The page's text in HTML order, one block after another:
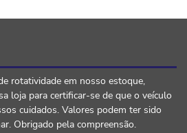
rotatividade em nosso estoque,
loja para certificar-se de que o veículo
cuidados. Valores podem ter sido
Obrigado pela compreensão.